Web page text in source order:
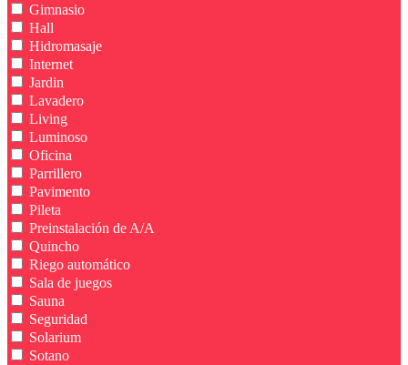
Gimnasio
Hall
Hidromasaje
Internet
Jardin
Lavadero
Living
Luminoso
Oficina
Parrillero
Pavimento
Pileta
Preinstalación de A/A
Quincho
Riego automático
Sala de juegos
Sauna
Seguridad
Solarium
Sotano